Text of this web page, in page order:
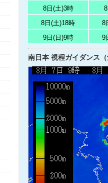
8日(土)3時
8日(土)18時
8
9日(日)9時
9
南日本 視程ガイダンス